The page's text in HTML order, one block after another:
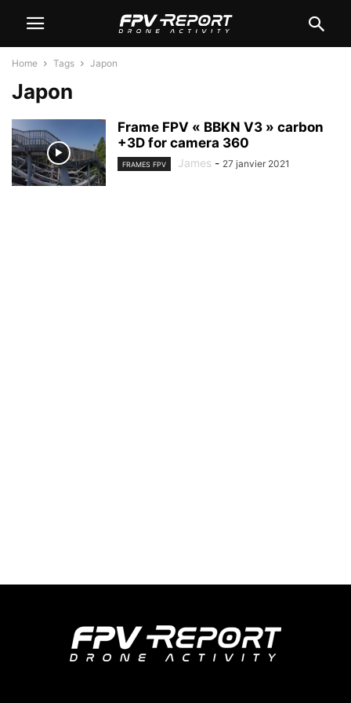
Home Tags Japon
Japon
Frame FPV « BBKN V3 » carbon
+3D for camera 360
FRAMES FPV James - 27 janvier 2021